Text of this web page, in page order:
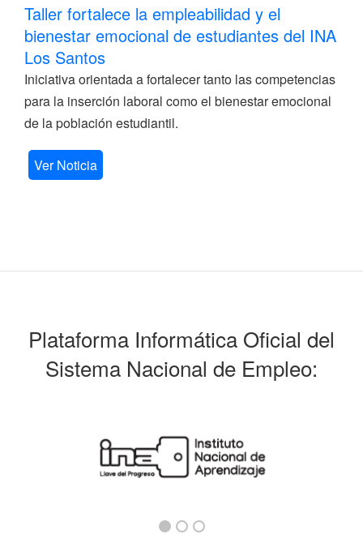
Taller fortalece la empleabilidad y el
bienestar emocional de estudiantes del INA
Los Santos
Iniciativa orientada a fortalecer tanto las competencias
para la inserción laboral como el bienestar emocional
de la población estudiantil.
Ver Noticia
Plataforma Informática Oficial del
Sistema Nacional de Empleo: